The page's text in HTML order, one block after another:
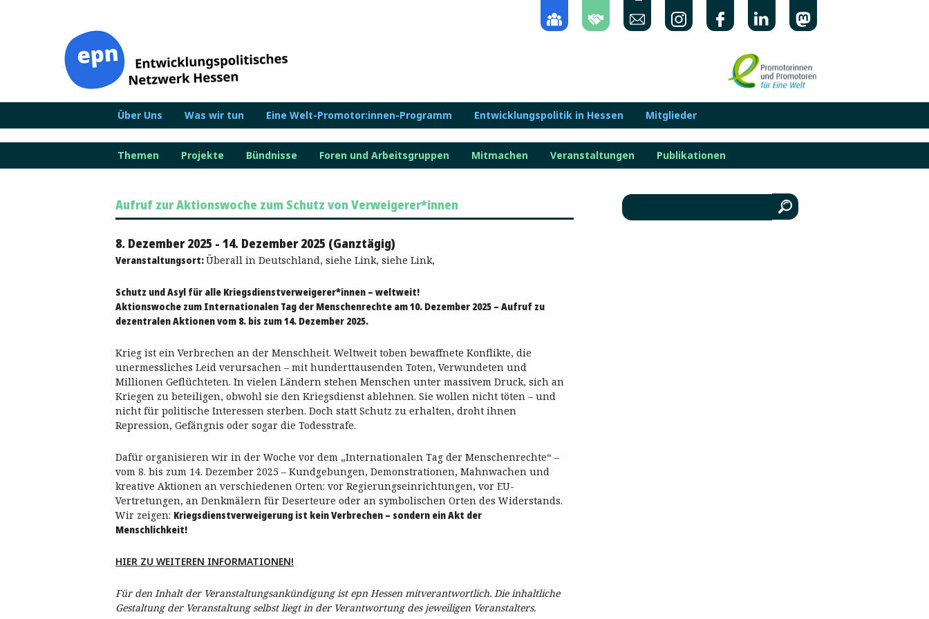
Über Uns Was wir tun Eine Welt-Promotor:innen-Programm Entwicklungspolitik in Hessen Mitglieder
Themen Projekte Bündnisse Foren und Arbeitsgruppen Mitmachen Veranstaltungen Publikationen
Aufruf zur Aktionswoche zum Schutz von Verweigerer*innen
8. Dezember 2025 - 14. Dezember 2025 (Ganztägig)
Veranstaltungsort:Überall in Deutschland, siehe Link, siehe Link,
Schutz und Asyl für alle Kriegsdienstverweigerer*innen – weltweit!
Aktionswoche zum Internationalen Tag der Menschenrechte am 10. Dezember 2025 – Aufruf zu
dezentralen Aktionen vom 8. bis zum 14. Dezember 2025.
Krieg ist ein Verbrechen an der Menschheit. Weltweit toben bewaffnete Konflikte, die
unermessliches Leid verursachen – mit hunderttausenden Toten, Verwundeten und
Millionen Geflüchteten. In vielen Ländern stehen Menschen unter massivem Druck, sich an
Kriegen zu beteiligen, obwohl sie den Kriegsdienst ablehnen. Sie wollen nicht töten – und
nicht für politische Interessen sterben. Doch statt Schutz zu erhalten, droht ihnen
Repression, Gefängnis oder sogar die Todesstrafe.
Dafür organisieren wir in der Woche vor dem „Internationalen Tag der Menschenrechte“ –
vom 8. bis zum 14. Dezember 2025 – Kundgebungen, Demonstrationen, Mahnwachen und
kreative Aktionen an verschiedenen Orten: vor Regierungseinrichtungen, vor EU-
Vertretungen, an Denkmälern für Deserteure oder an symbolischen Orten des Widerstands.
Wir zeigen: Kriegsdienstverweigerung ist kein Verbrechen – sondern ein Akt der
Menschlichkeit!
HIER ZU WEITEREN INFORMATIONEN!
Für den Inhalt der Veranstaltungsankündigung ist epn Hessen mitverantwortlich. Die inhaltliche
Gestaltung der Veranstaltung selbst liegt in der Verantwortung des jeweiligen Veranstalters.